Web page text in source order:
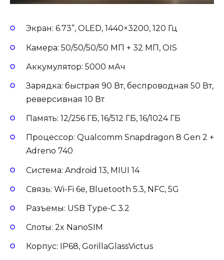
Экран: 6.73”, OLED, 1440×3200, 120 Гц
Камера: 50/50/50/50 МП + 32 МП, OIS
Аккумулятор: 5000 мАч
Зарядка: быстрая 90 Вт, беспроводная 50 Вт,
реверсивная 10 Вт
Память: 12/256 ГБ, 16/512 ГБ, 16/1024 ГБ
Процессор: Qualcomm Snapdragon 8 Gen 2 +
Adreno 740
Система: Android 13, MIUI 14
Связь: Wi-Fi 6e, Bluetooth 5.3, NFC, 5G
Разъемы: USB Type-C 3.2
Слоты: 2x NanoSIM
Корпус: IP68, GorillaGlassVictus